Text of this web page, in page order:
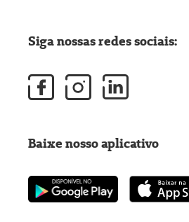
Siga nossas redes sociais:
Baixe nosso aplicativo